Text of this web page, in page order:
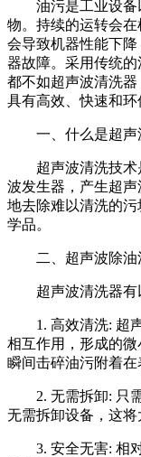
油污是工业设
物。持续的运转会
会导致机器性能下
器故障。采用传统
都不如超声波清洗器
具有高效、快速和环
一、什么是超声
超声波清洗技
波发生器，产生超
地去除难以清洗的
学品。
二、超声波除
超声波清洗器
1. 高效清洗: 超
相互作用，形成的
瞬间击碎油污附着在
2. 无需拆卸: 只
无需拆卸设备，这将
3. 安全无害: 相